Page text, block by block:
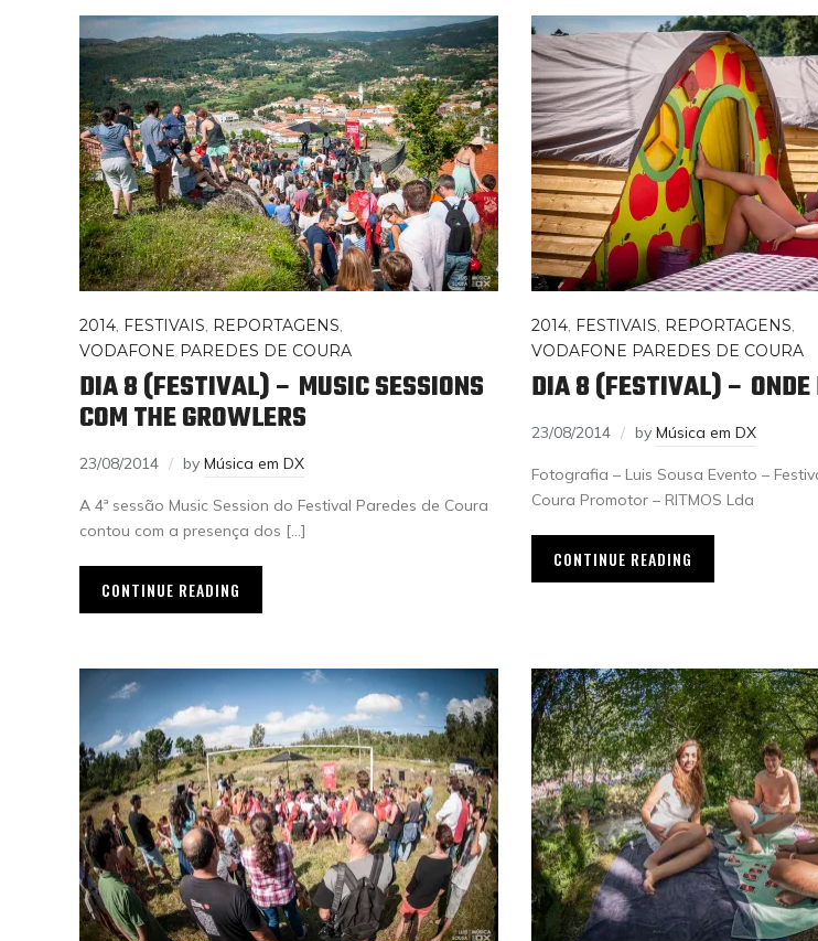
2014, FESTIVAIS, REPORTAGENS,
VODAFONE PAREDES DE COURA
DIA 8 (FESTIVAL) – MUSIC SESSIONS
COM THE GROWLERS
23/08/2014 by Música em DX
A 4ª sessão Music Session do Festival Paredes de Coura
contou com a presença dos […]
CONTINUE READING
2014, FESTIVAIS, REPORTAGENS,
VODAFONE PAREDES DE COURA
DIA 8 (FESTIVAL) – ONDE
23/08/2014 by Música em DX
Fotografia – Luis Sousa Evento –
Coura Promotor – RITMOS Lda
CONTINUE READING